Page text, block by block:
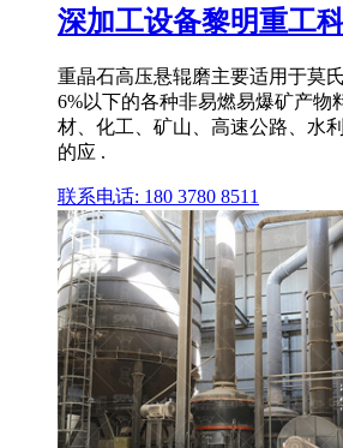
深加工设备黎明重工
重晶石高压悬辊磨主要适用于莫
6%以下的各种非易燃易爆矿产物
材、化工、矿山、高速公路、水
的应 .
联系电话: 180 3780 8511